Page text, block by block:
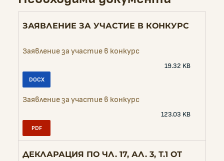
ЗАЯВЛЕНИЕ ЗА УЧАСТИЕ В КОНКУРС
Заявление за участие в конкурс
19.32 KB
Заявление за участие в конкурс
123.03 KB
ДЕКЛАРАЦИЯ ПО ЧЛ. 17, АЛ. 3, Т.1 ОТ